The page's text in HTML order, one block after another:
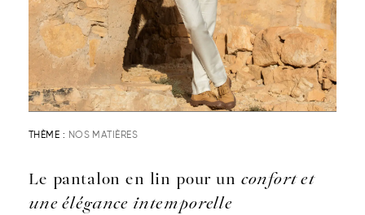
THÈME : NOS MATIÈRES
Le pantalon en lin pour un confort et
une élégance intemporelle